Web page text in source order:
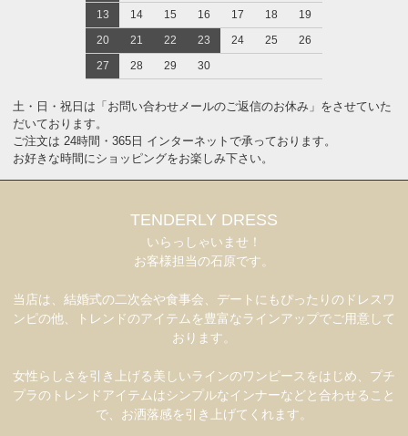
13
14 15 16 17 18
19
20
21 22 23 24 25
26
27
28 29 30
土・日・祝日は「お問い合わせメールのご返信のお休み」をさせていた
だいております。
ご注文は 24時間・365日 インターネットで承っております。
お好きな時間にショッピングをお楽しみ下さい。
TENDERLY DRESS
いらっしゃいませ！
お客様担当の石原です。
当店は、結婚式の二次会や食事会、デートにもぴったりのドレスワ
ンピの他、トレンドのアイテムを豊富なラインアップでご用意して
おります。
女性らしさを引き上げる美しいラインのワンピースをはじめ、プチ
プラのトレンドアイテムはシンプルなインナーなどと合わせること
で、お洒落感を引き上げてくれます。